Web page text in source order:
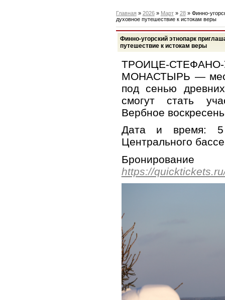
Главная » 2026 » Март » 28» Финно-
духовное путешествие к истокам веры
Финно-угорский этнопарк
путешествие к истокам веры
ТРОИЦЕ-
МОНАСТЫРЬ —
под сенью
смогут стать
Вербное
Дата и время:
Центрального
https://